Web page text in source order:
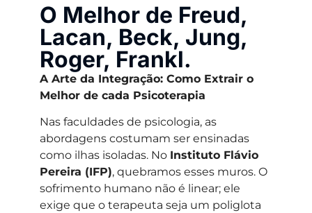
O Melhor de Freud,
Lacan, Beck, Jung,
Roger, Frankl.
A Arte da Integração: Como Extrair o
Melhor de cada Psicoterapia
Nas faculdades de psicologia, as
abordagens costumam ser ensinadas
como ilhas isoladas. No Instituto Flávio
Pereira (IFP), quebramos esses muros. O
sofrimento humano não é linear; ele
exige que o terapeuta seja um poliglota